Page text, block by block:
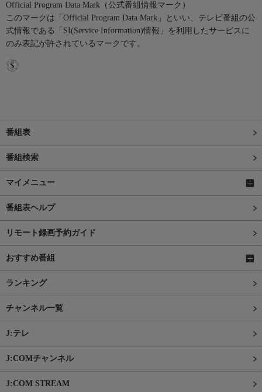
Official Program Data Mark（公式番組情報マーク）
このマークは「Official Program Data Mark」といい、テレビ番組の公
式情報である「SI(Service Information)情報」を利用したサービスに
のみ表記が許されているマークです。
番組表
番組検索
マイメニュー
番組表ヘルプ
リモート録画予約ガイド
おすすめ番組
ランキング
チャンネル一覧
J:テレ
J:COMチャンネル
J:COM STREAM